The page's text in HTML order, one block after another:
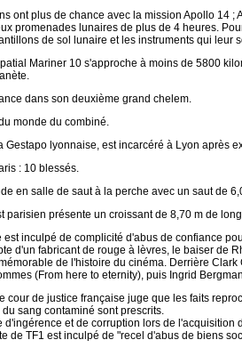
ont plus de chance avec la mission Apollo 14
promenades lunaires de plus de 4 heures.
de sol lunaire et les instruments qui leur
Mariner 10 s'approche à moins de 5800
dans son deuxième grand chelem.
monde du combiné.
lyonnaise, est incarcéré à Lyon après
: 10 blessés.
en salle de saut à la perche avec un saut de
parisien présente un croissant de 8,70 m de
inculpé de complicité d'abus de confiance
d'un fabricant de rouge à lèvres, le baiser de
dе l'histoire du cinéma. Dеrrière
(From here to eternity), puis Ingrid
cour de justice française juge que les faits
sang contaminé sont prescrits.
et de corruption lors de l'acquisition
de TF1 est inculpé de "recel d'abus de biens